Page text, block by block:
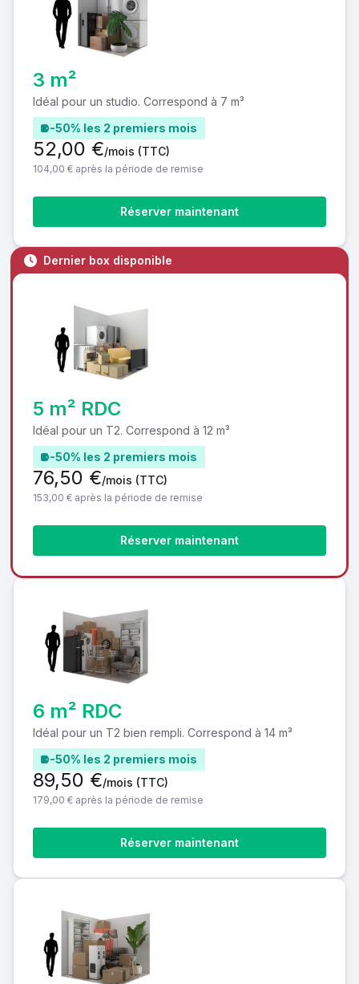
3 m²
Idéal pour un studio. Correspond à 7 m³
-50% les 2 premiers mois
Réserver maintenant
52,00 €/mois (TTC)
104,00 € après la période de remise
Dernier box disponible
5 m² RDC
Idéal pour un T2. Correspond à 12 m³
-50% les 2 premiers mois
Réserver maintenant
76,50 €/mois (TTC)
153,00 € après la période de remise
6 m² RDC
Idéal pour un T2 bien rempli. Correspond à 14 m³
-50% les 2 premiers mois
Réserver maintenant
89,50 €/mois (TTC)
179,00 € après la période de remise